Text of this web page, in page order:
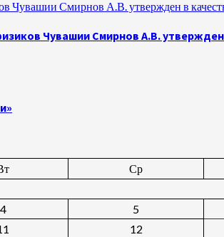
Чувашии Смирнов А.В. утвержден в
Чувашии Смирнов А.В.
Ср
4 5
12